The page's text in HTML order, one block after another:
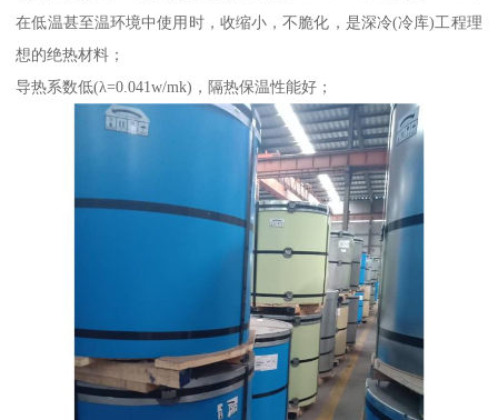
在低温甚至温环境中使用时，收缩小，不脆化，是深冷(冷库)工程理
想的绝热材料；
导热系数低(λ=0.041w/mk)，隔热保温性能好；